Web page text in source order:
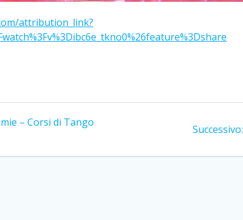
attribution_link?
– Corsi di Tango
Successivo: